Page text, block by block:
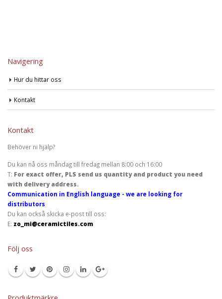
Navigering
Hur du hittar oss
Kontakt
Kontakt
Behöver ni hjälp?
Du kan nå oss måndag till fredag mellan 8:00 och 16:00
T: For exact offer, PLS send us quantity and product you need
with delivery address.
Communication in English language - we are looking for
distributors
Du kan också skicka e-post till oss:
E: zo_mi@ceramictiles.com
Följ oss